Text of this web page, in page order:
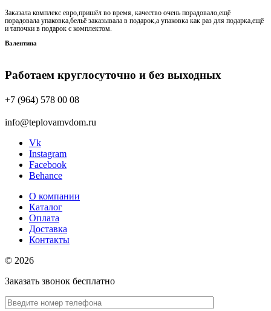
Заказала комплекс евро,пришёл во время, качество очень порадовало,ещё
порадовала упаковка,бельё заказывала в подарок,а упаковка как раз для подарка,ещё
и тапочки в подарок с комплектом.
Валентина
Работаем круглосуточно и без выходных
+7 (964) 578 00 08
info@teplovamvdom.ru
Vk
Instagram
Facebook
Behance
О компании
Каталог
Оплата
Доставка
Контакты
© 2026
Заказать звонок бесплатно